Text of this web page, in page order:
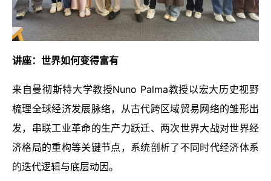
讲座：世界如何变得富有
来自曼彻斯特大学教授Nuno Palma教授以宏大历史视野
梳理全球经济发展脉络，从古代跨区域贸易网络的雏形出
发，串联工业革命的生产力跃迁、两次世界大战对世界经
济格局的重构等关键节点，系统剖析了不同时代经济体系
的迭代逻辑与底层动因。